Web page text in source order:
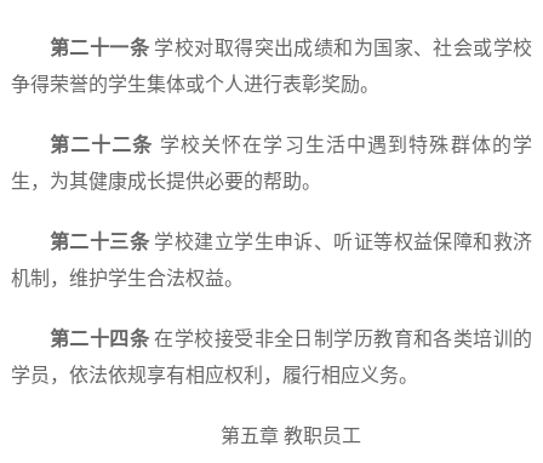
第二十一条 学校对取得突出成绩和为国家、社会或学校
争得荣誉的学生集体或个人进行表彰奖励。
第二十二条 学校关怀在学习生活中遇到特殊群体的学
生，为其健康成长提供必要的帮助。
第二十三条 学校建立学生申诉、听证等权益保障和救济
机制，维护学生合法权益。
第二十四条 在学校接受非全日制学历教育和各类培训的
学员，依法依规享有相应权利，履行相应义务。
第五章 教职员工